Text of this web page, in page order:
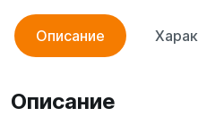
Описание
Описание